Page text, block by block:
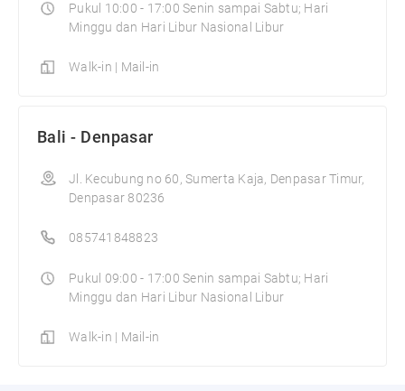
Pukul 10:00 - 17:00 Senin sampai Sabtu; Hari
Minggu dan Hari Libur Nasional Libur
Walk-in | Mail-in
Bali - Denpasar
Jl. Kecubung no 60, Sumerta Kaja, Denpasar Timur,
Denpasar 80236
085741848823
Pukul 09:00 - 17:00 Senin sampai Sabtu; Hari
Minggu dan Hari Libur Nasional Libur
Walk-in | Mail-in